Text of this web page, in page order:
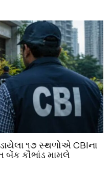
૧૭ સ્થળોએ CBIના
બેંક કૌભાંડ મામલે